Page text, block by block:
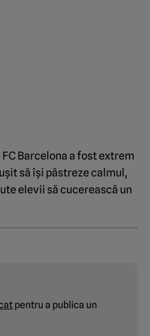
Barcelona a fost extrem
să își păstreze calmul,
elevii să cucerească un
pentru a publica un